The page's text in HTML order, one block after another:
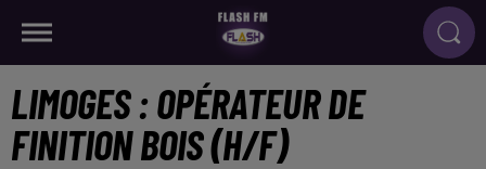
LIMOGES : OPÉRATEUR DE
FINITION BOIS (H/F)